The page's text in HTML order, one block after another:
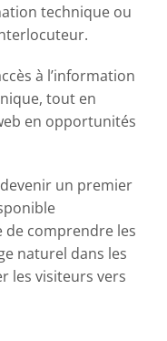
technique ou
à l’information
tout en
en opportunités
un premier
de comprendre les
naturel dans les
les visiteurs vers